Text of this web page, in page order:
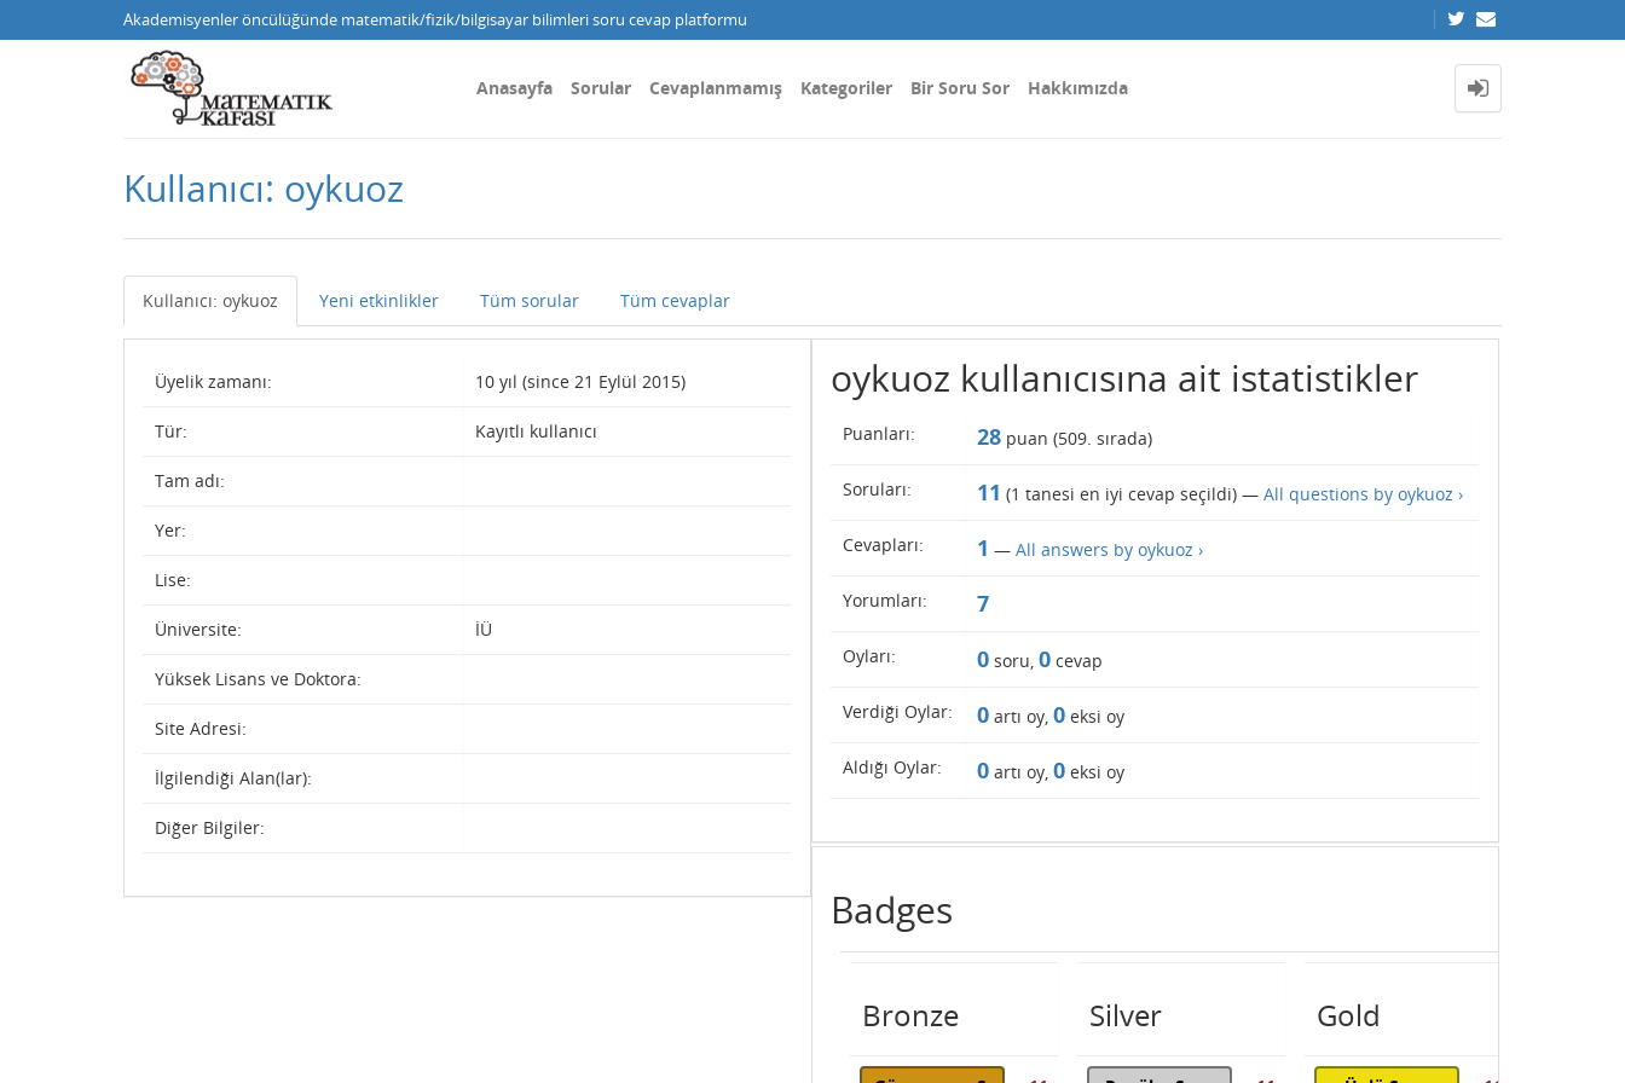
Akademisyenler öncülüğünde matematik/fizik/bilgisayar bilimleri soru cevap platformu
Anasayfa Sorular Cevaplanmamış Kategoriler Bir Soru Sor Hakkımızda
Kullanıcı: oykuoz
Kullanıcı: oykuoz Yeni etkinlikler Tüm sorular Tüm cevaplar
Üyelik zamanı: 10 yıl (since 21 Eylül 2015)
Tür: Kayıtlı kullanıcı
Tam adı:
Yer:
Lise:
Üniversite: İÜ
Yüksek Lisans ve Doktora:
Site Adresi:
İlgilendiği Alan(lar):
Diğer Bilgiler:
oykuoz kullanıcısına ait istatistikler
Puanları: 28puan (509. sırada)
Soruları: 11 (1 tanesi en iyi cevap seçildi) — All questions by oykuoz ›
Cevapları: 1 — All answers by oykuoz ›
Yorumları: 7
Oyları: 0soru, 0cevap
Verdiği Oylar: 0artı oy, 0eksi oy
Aldığı Oylar: 0artı oy, 0eksi oy
Badges
Bronze Silver Gold